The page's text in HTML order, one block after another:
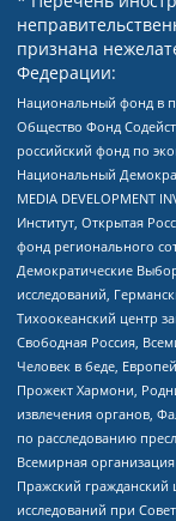
признана
Федерации:
Национальный фонд в
Общество Фонд
российский фонд по
Национальный
MEDIA DEVELOPMENT
Институт, Открытая
фонд регионального
Демократические
исследований,
Тихоокеанский центр
Свободная Россия,
Человек в беде,
Прожект Хармони,
извлечения органов,
по расследованию
Всемирная
Пражский гражданский
исследований при